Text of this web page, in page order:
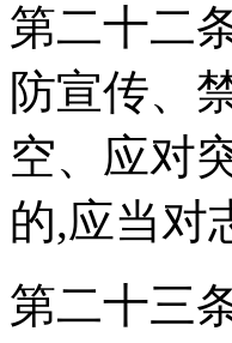
第二十二
防宣传、
空、应对
的,应当对
第二十三